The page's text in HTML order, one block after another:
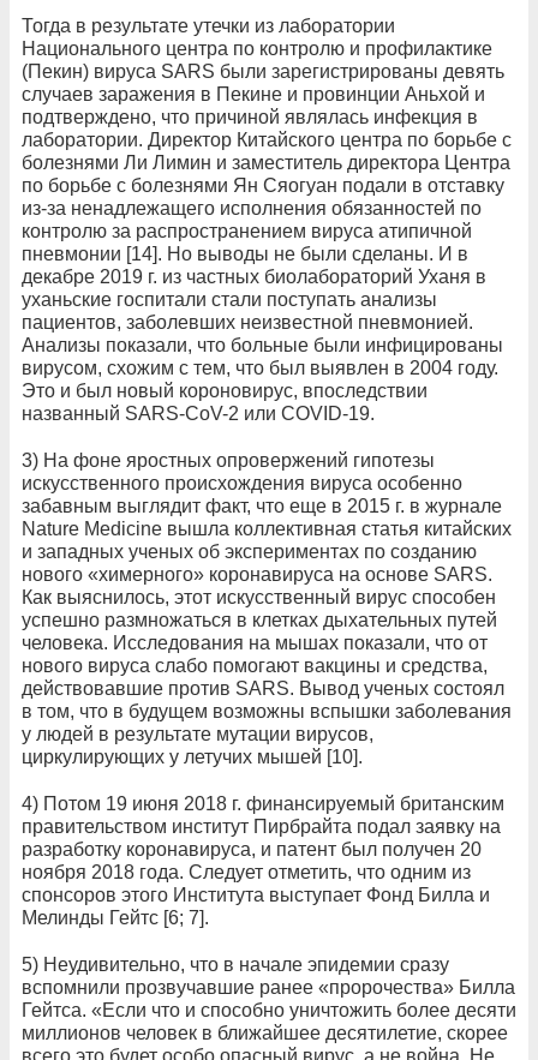
Тогда в результате утечки из лаборатории
Национального центра по контролю и профилактике
(Пекин) вируса SARS были зарегистрированы девять
случаев заражения в Пекине и провинции Аньхой и
подтверждено, что причиной являлась инфекция в
лаборатории. Директор Китайского центра по борьбе с
болезнями Ли Лимин и заместитель директора Центра
по борьбе с болезнями Ян Сяогуан подали в отставку
из-за ненадлежащего исполнения обязанностей по
контролю за распространением вируса атипичной
пневмонии [14]. Но выводы не были сделаны. И в
декабре 2019 г. из частных биолабораторий Уханя в
уханьские госпитали стали поступать анализы
пациентов, заболевших неизвестной пневмонией.
Анализы показали, что больные были инфицированы
вирусом, схожим с тем, что был выявлен в 2004 году.
Это и был новый короновирус, впоследствии
названный SARS-CoV-2 или COVID-19.
3) На фоне яростных опровержений гипотезы
искусственного происхождения вируса особенно
забавным выглядит факт, что еще в 2015 г. в журнале
Nature Medicine вышла коллективная статья китайских
и западных ученых об экспериментах по созданию
нового «химерного» коронавируса на основе SARS.
Как выяснилось, этот искусственный вирус способен
успешно размножаться в клетках дыхательных путей
человека. Исследования на мышах показали, что от
нового вируса слабо помогают вакцины и средства,
действовавшие против SARS. Вывод ученых состоял
в том, что в будущем возможны вспышки заболевания
у людей в результате мутации вирусов,
циркулирующих у летучих мышей [10].
4) Потом 19 июня 2018 г. финансируемый британским
правительством институт Пирбрайта подал заявку на
разработку коронавируса, и патент был получен 20
ноября 2018 года. Следует отметить, что одним из
спонсоров этого Института выступает Фонд Билла и
Мелинды Гейтс [6; 7].
5) Неудивительно, что в начале эпидемии сразу
вспомнили прозвучавшие ранее «пророчества» Билла
Гейтса. «Если что и способно уничтожить более десяти
миллионов человек в ближайшее десятилетие, скорее
всего это будет особо опасный вирус, а не война. Не